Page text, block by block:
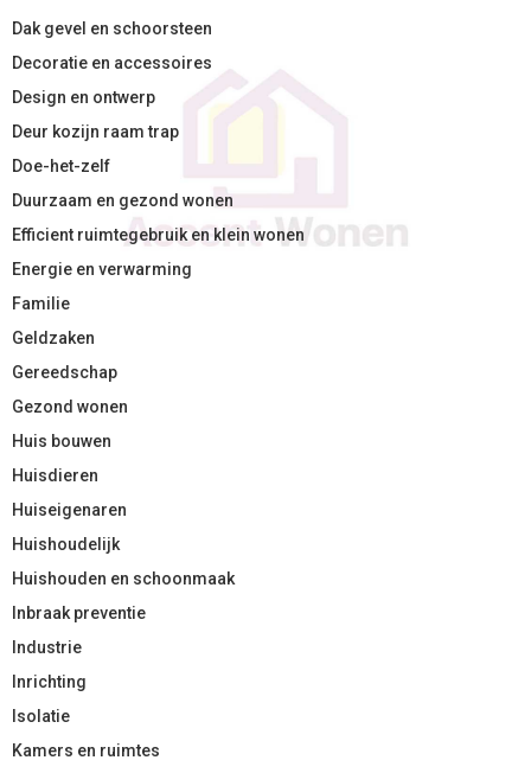
Dak gevel en schoorsteen
Decoratie en accessoires
Design en ontwerp
Deur kozijn raam trap
Doe-het-zelf
Duurzaam en gezond wonen
Efficient ruimtegebruik en klein wonen
Energie en verwarming
Familie
Geldzaken
Gereedschap
Gezond wonen
Huis bouwen
Huisdieren
Huiseigenaren
Huishoudelijk
Huishouden en schoonmaak
Inbraak preventie
Industrie
Inrichting
Isolatie
Kamers en ruimtes